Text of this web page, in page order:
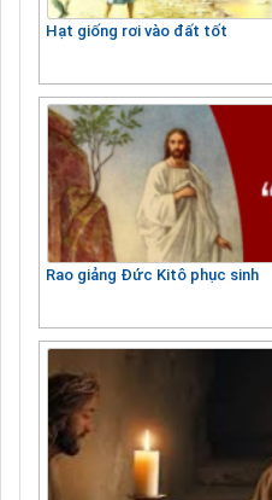
Hạt giống rơi vào đất tốt
Rao giảng Đức Kitô phục sinh